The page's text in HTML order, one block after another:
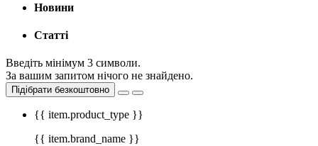
Новини
Статті
Введіть мінімум 3 символи.
За вашим запитом нічого не знайдено.
Підібрати безкоштовно
{{ item.product_type }}
{{ item.brand_name }}